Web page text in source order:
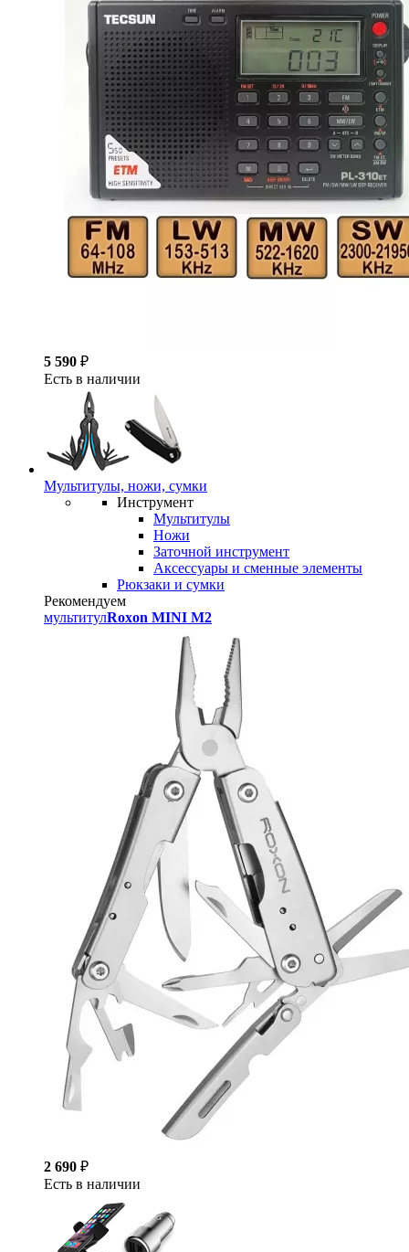
5 590 ₽
Есть в наличии
Мультитулы, ножи, сумки
Инструмент
Мультитулы
Ножи
Заточной инструмент
Аксессуары и сменные элементы
Рюкзаки и сумки
Рекомендуем
мультитулRoxon MINI M2
2 690 ₽
Есть в наличии